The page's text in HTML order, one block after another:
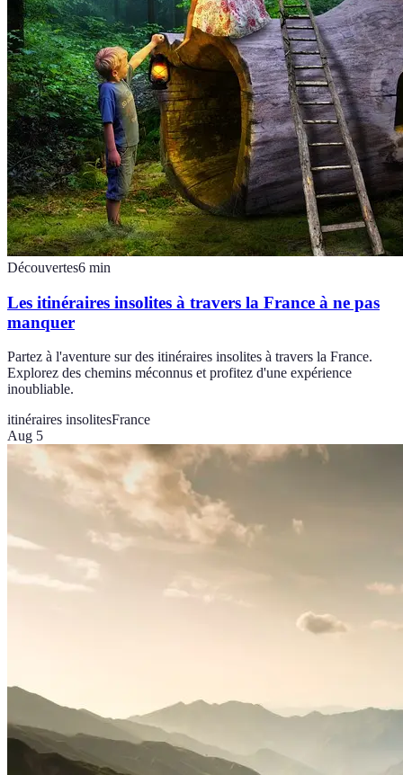
Découvertes6 min
Les itinéraires insolites à travers la France à ne pas
manquer
Partez à l'aventure sur des itinéraires insolites à travers la France.
Explorez des chemins méconnus et profitez d'une expérience
inoubliable.
itinéraires insolitesFrance
Aug 5